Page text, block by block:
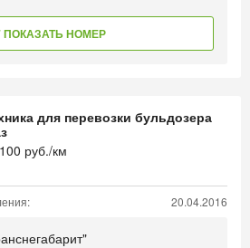
ПОКАЗАТЬ НОМЕР
для перевозки бульдозера
100 руб./км
20.04.2016